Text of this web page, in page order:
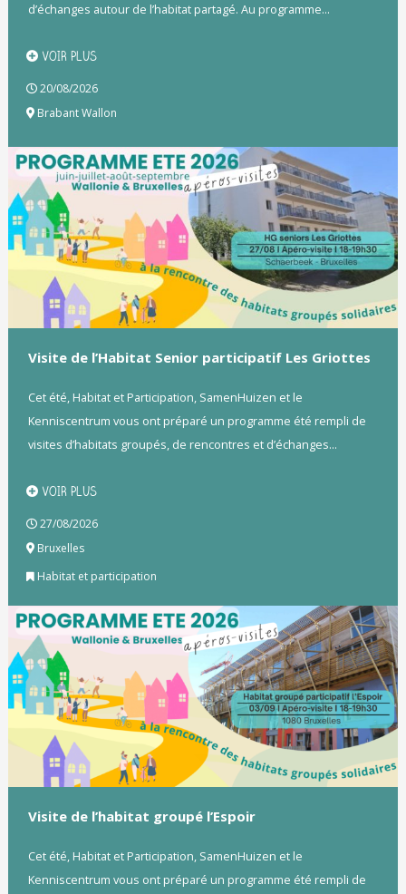
d’échanges autour de l’habitat partagé. Au programme...
VOIR PLUS
20/08/2026
Brabant Wallon
Visite de l’Habitat Senior participatif Les Griottes
Cet été, Habitat et Participation, SamenHuizen et le
Kenniscentrum vous ont préparé un programme été rempli de
visites d’habitats groupés, de rencontres et d’échanges...
VOIR PLUS
27/08/2026
Bruxelles
Habitat et participation
Visite de l’habitat groupé l’Espoir
Cet été, Habitat et Participation, SamenHuizen et le
Kenniscentrum vous ont préparé un programme été rempli de